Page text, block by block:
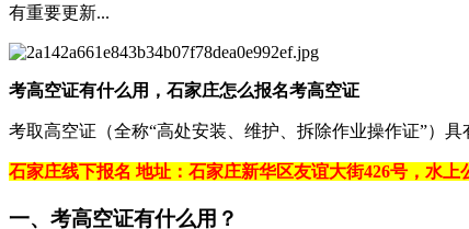
有重要更新...
考高空证有什么用，石家庄怎么报名考高空证
考取‌高空证‌（全称“高处安装、维护、拆除作业操作证”）
石家庄线下报名 地址：石家庄新华区友谊大街426号，水上
一、考高空证有什么用？‌